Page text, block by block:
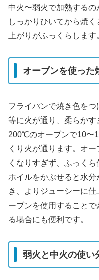
中火〜弱火で加熱する
しっかりひいてから焼
上がりがふっくらします
オーブンを使った
フライパンで焼き色を
等に火が通り、柔らかす
200℃のオーブンで10〜
くり火が通ります。オ
くなりすぎず、ふっく
ホイルをかぶせると水
き、よりジューシーに
ーブンを使用すること
る場合にも便利です。
弱火と中火の使い